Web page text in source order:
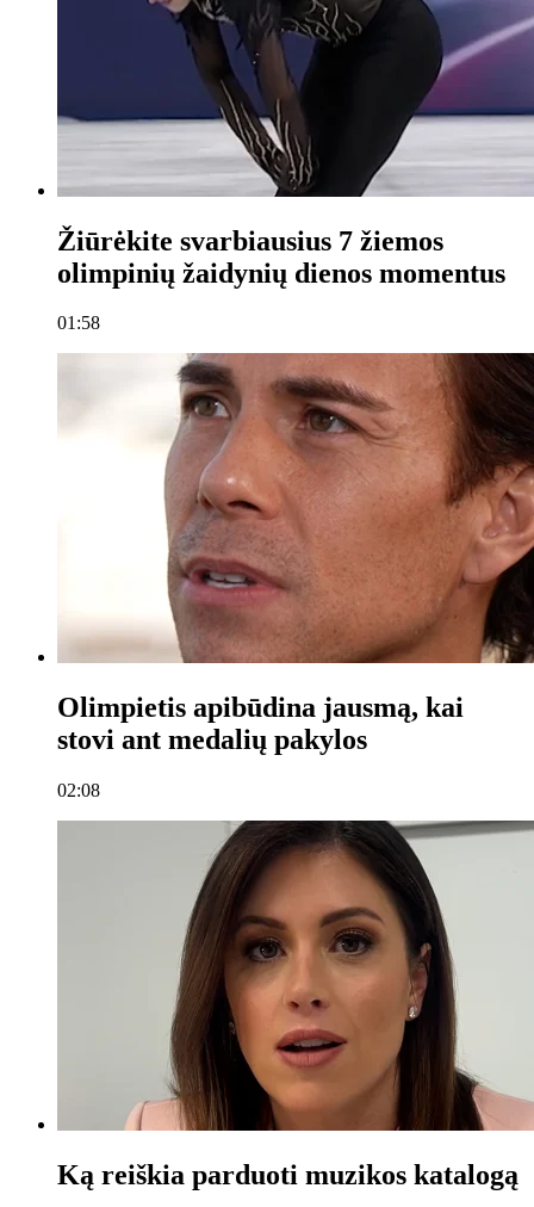
Žiūrėkite svarbiausius 7 žiemos
olimpinių žaidynių dienos momentus
01:58
Olimpietis apibūdina jausmą, kai
stovi ant medalių pakylos
02:08
Ką reiškia parduoti muzikos katalogą